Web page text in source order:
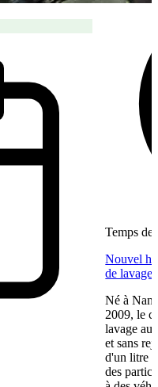
Temps de
Nouvel
de lavage
Né à
2009, le
lavage
et sans
d'un litre
des